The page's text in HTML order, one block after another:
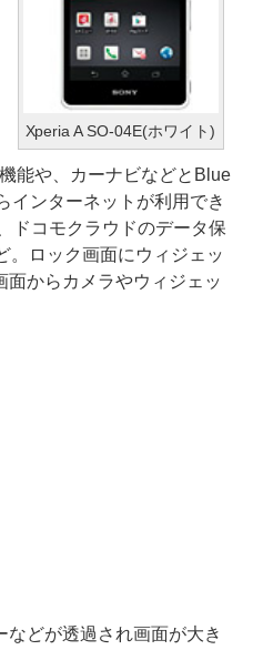
Xperia A SO-04E(ホワイト)
能や、カーナビなどとBlue
インターネットが利用でき
ドコモクラウドのデータ保
。ロック画面にウィジェッ
面からカメラやウィジェッ
どが透過され画面が大き